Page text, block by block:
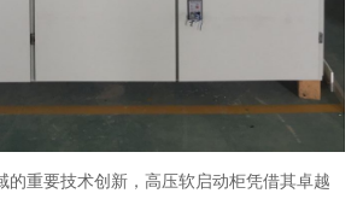
的重要技术创新，高压软启动柜凭借其卓越